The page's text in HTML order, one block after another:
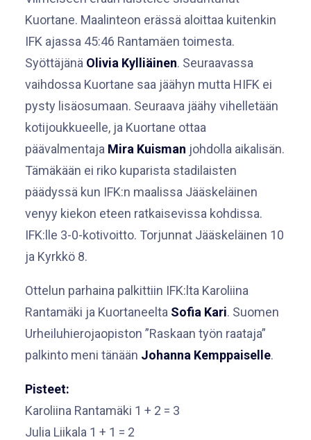
Kuortane. Maalinteon erässä aloittaa kuitenkin
IFK ajassa 45:46 Rantamäen toimesta.
Syöttäjänä Olivia Kylliäinen. Seuraavassa
vaihdossa Kuortane saa jäähyn mutta HIFK ei
pysty lisäosumaan. Seuraava jäähy vihelletään
kotijoukkueelle, ja Kuortane ottaa
päävalmentaja Mira Kuisman johdolla aikalisän.
Tämäkään ei riko kuparista stadilaisten
päädyssä kun IFK:n maalissa Jääskeläinen
venyy kiekon eteen ratkaisevissa kohdissa.
IFK:lle 3-0-kotivoitto. Torjunnat Jääskeläinen 10
ja Kyrkkö 8.
Ottelun parhaina palkittiin IFK:lta Karoliina
Rantamäki ja Kuortaneelta Sofia Kari. Suomen
Urheiluhierojaopiston ”Raskaan työn raataja”
palkinto meni tänään Johanna Kemppaiselle.
Pisteet:
Karoliina Rantamäki 1 + 2 = 3
Julia Liikala 1 + 1 = 2